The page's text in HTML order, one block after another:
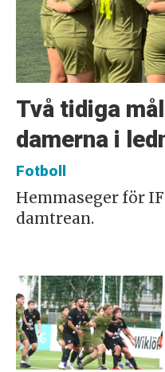
Två tidiga
damerna i
Fotboll
Hemmaseger för
damtrean.